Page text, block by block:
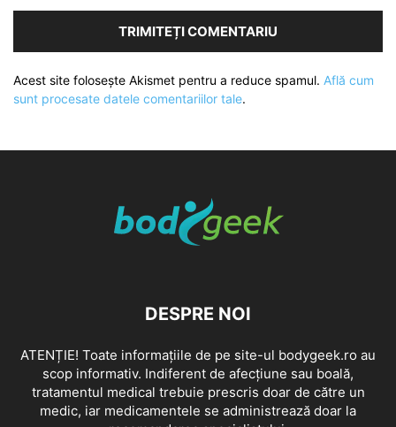
Acest site folosește Akismet pentru a reduce spamul. Află cum
sunt procesate datele comentariilor tale.
DESPRE NOI
ATENȚIE! Toate informațiile de pe site-ul bodygeek.ro au
scop informativ. Indiferent de afecțiune sau boală,
tratamentul medical trebuie prescris doar de către un
medic, iar medicamentele se administrează doar la